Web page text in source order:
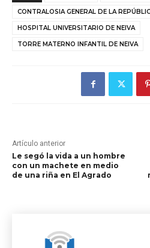
CONTRALOSIA GENERAL DE LA
HOSPITAL UNIVERSITARIO DE NEIVA
TORRE MATERNO INFANTIL DE NEIVA
Artículo anterior
Le segó la vida a un hombre
con un machete en medio
de una riña en El Agrado